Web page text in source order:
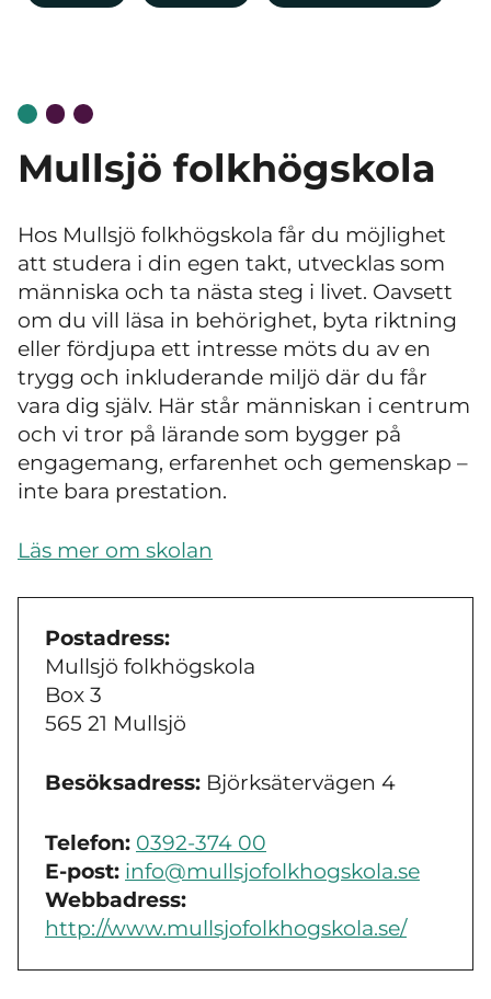
Mullsjö folkhögskola
Hos Mullsjö folkhögskola får du möjlighet
att studera i din egen takt, utvecklas som
människa och ta nästa steg i livet. Oavsett
om du vill läsa in behörighet, byta riktning
eller fördjupa ett intresse möts du av en
trygg och inkluderande miljö där du får
vara dig själv. Här står människan i centrum
och vi tror på lärande som bygger på
engagemang, erfarenhet och gemenskap –
inte bara prestation.
Läs mer om skolan
Postadress:
Mullsjö folkhögskola
Box 3
565 21 Mullsjö
Besöksadress: Björksätervägen 4
Telefon: 0392-374 00
E-post: info@mullsjofolkhogskola.se
Webbadress:
http://www.mullsjofolkhogskola.se/